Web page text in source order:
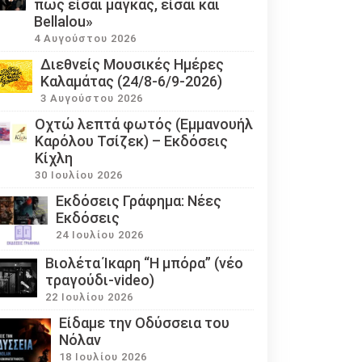
πως είσαι μάγκας, είσαι και
Bellalou»
4 Αυγούστου 2026
Διεθνείς Μουσικές Ημέρες
Καλαμάτας (24/8-6/9-2026)
3 Αυγούστου 2026
Οχτώ λεπτά φωτός (Εμμανουήλ
Καρόλου Τσίζεκ) – Εκδόσεις
Κίχλη
30 Ιουλίου 2026
Εκδόσεις Γράφημα: Νέες
Εκδόσεις
24 Ιουλίου 2026
Βιολέτα Ίκαρη “Η μπόρα” (νέο
τραγούδι-video)
22 Ιουλίου 2026
Eίδαμε την Οδύσσεια του
Νόλαν
18 Ιουλίου 2026